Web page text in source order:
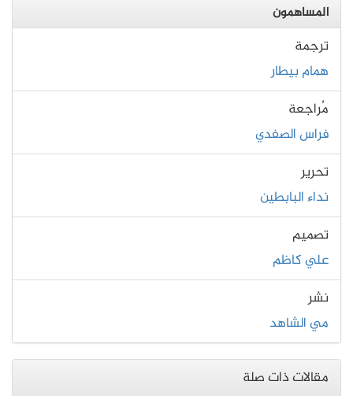
المساهمون
ترجمة
همام بيطار
مُراجعة
فراس الصفدي
تحرير
نداء البابطين
تصميم
علي كاظم
نشر
مي الشاهد
مقالات ذات صلة